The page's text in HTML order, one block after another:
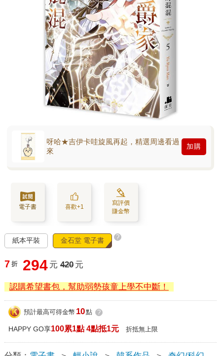
呀哈★吉伊卡哇旋風再起，精選周邊看過
來
加購
電子書 喜歡+1
寫評價
賺金幣
紙本平裝 金石堂 電子書 ?
7 折 294 元 420 元
認購希望書包，幫助弱勢孩童上學不中斷！
預計最高可得金幣 10點 ?
HAPPY GO享100累1點 4點抵1元 折抵無上限